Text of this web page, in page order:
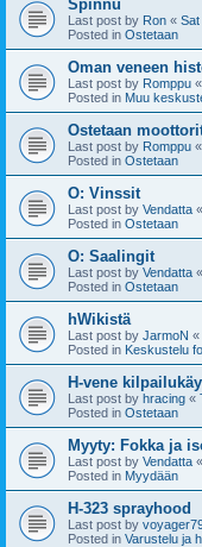
Spinnu
Last post by Ron « Sat
Posted in Ostetaan
Oman veneen
Last post by Romppu «
Posted in Muu
Ostetaan
Last post by Romppu «
Posted in Ostetaan
O: Vinssit
Last post by Vendatta «
Posted in Ostetaan
O: Saalingit
Last post by Vendatta «
Posted in Ostetaan
hWikistä
Last post by JarmoN «
Posted in Keskustelu
H-vene
Last post by hracing «
Posted in Ostetaan
Myyty: Fokka ja
Last post by Vendatta «
Posted in Myydään
H-323 sprayhood
Last post by
Posted in Varustelu ja